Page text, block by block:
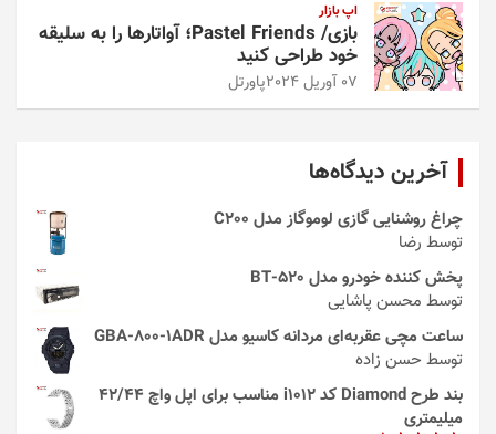
اپ بازار
بازی/ Pastel Friends؛ آواتارها را به سلیقه
خود طراحی کنید
07 آوریل 2024 پاورتل
آخرین دیدگاه‌ها
چراغ روشنایی گازی لوموگاز مدل C200
توسط رضا
پخش کننده خودرو مدل 520-BT
توسط محسن پاشایی
ساعت مچی عقربه‌ای مردانه کاسیو مدل GBA-800-1ADR
توسط حسن زاده
بند طرح Diamond کد i1012 مناسب برای اپل واچ 42/44
میلیمتری